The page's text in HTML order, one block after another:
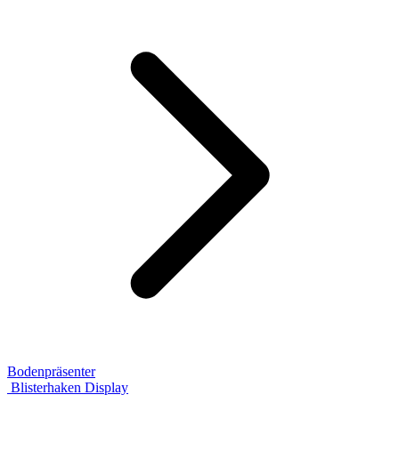
Bodenpräsenter
Blisterhaken Display